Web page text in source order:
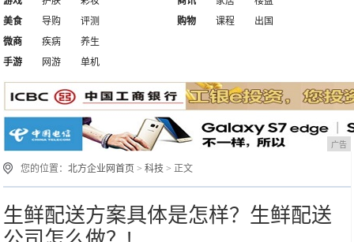
美食
导购 评测
购物
课程
出国
微商
疾病
养生
手游
网游 单机
广告
您的位置：北方企业网首页 >科技 > 正文
生鲜配送方案具体是怎样？生鲜配送